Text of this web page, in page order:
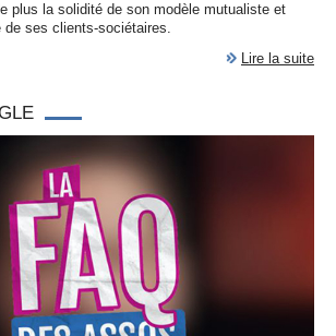
plus la solidité de son modèle mutualiste et
de ses clients-sociétaires.
Lire la suite